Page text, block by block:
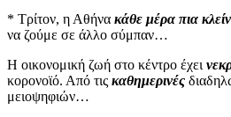
* Τρίτον, η Αθήνα κάθε μέρα πια
να ζούμε σε άλλο σύμπαν…
Η οικονομική ζωή στο κέντρο έχει
κορονοϊό. Από τις καθημερινές
μειοψηφιών…